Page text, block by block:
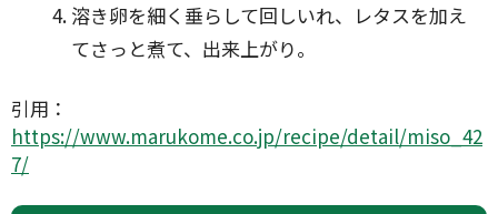
溶き卵を細く垂らして回しいれ、レタスを加え
てさっと煮て、出来上がり。
引用：
https://www.marukome.co.jp/recipe/detail/miso_42
7/